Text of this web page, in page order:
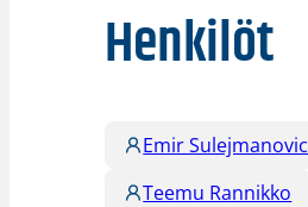
Henkilöt
Emir Sulejmanovic
Teemu Rannikko